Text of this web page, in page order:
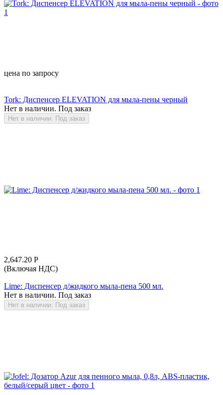
цена по запросу
Tork: Диспенсер ELEVATION для мыла-пены черный
Нет в наличии. Под заказ
Нет в наличии. Под заказ
2,647.20 Р
(Включая НДС)
Lime: Диспенсер д/жидкого мыла-пена 500 мл.
Нет в наличии. Под заказ
Нет в наличии. Под заказ